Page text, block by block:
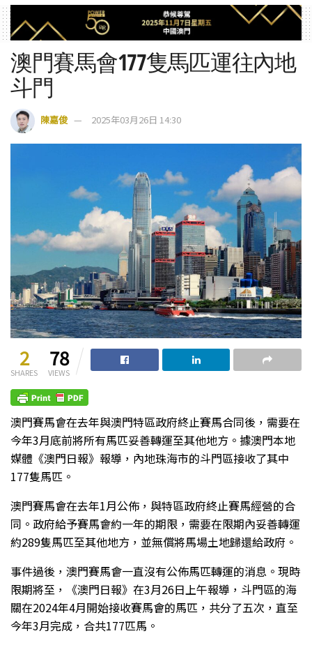
澳門賽馬會177隻馬匹運往內地
斗門
陳嘉俊 2025年03月26日 14:30
2
SHARES
78
VIEWS
澳門賽馬會在去年與澳門特區政府終止賽馬合同後，需要在
今年3月底前將所有馬匹妥善轉運至其他地方。據澳門本地
媒體《澳門日報》報導，內地珠海市的斗門區接收了其中
177隻馬匹。
澳門賽馬會在去年1月公佈，與特區政府終止賽馬經營的合
同。政府給予賽馬會約一年的期限，需要在限期內妥善轉運
約289隻馬匹至其他地方，並無償將馬場土地歸還給政府。
事件過後，澳門賽馬會一直沒有公佈馬匹轉運的消息。現時
限期將至，《澳門日報》在3月26日上午報導，斗門區的海
關在2024年4月開始接收賽馬會的馬匹，共分了五次，直至
今年3月完成，合共177匹馬。